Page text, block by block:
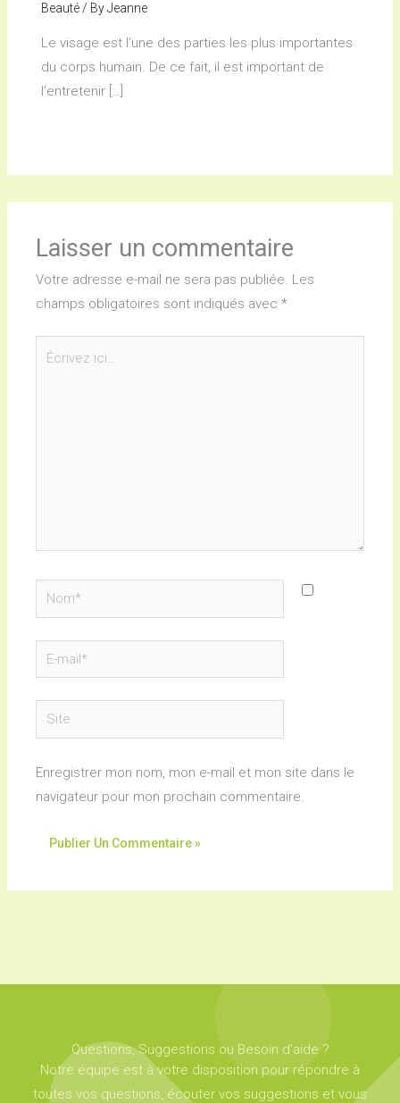
Beauté/ ByJeanne
Le visage est l’une des parties les plus importantes
du corps humain. De ce fait, il est important de
l’entretenir […]
Laisser un commentaire
Votre adresse e-mail ne sera pas publiée. Les
champs obligatoires sont indiqués avec*
Écrivez
Nom*
mail*
Site
Enregistrer mon nom, mon e-mail et mon site dans le
navigateur pour mon prochain commentaire.
Questions, Suggestions ou Besoin d’aide ?
Notre équipe est à votre disposition pour répondre à
toutes vos questions, écouter vos suggestions et vous